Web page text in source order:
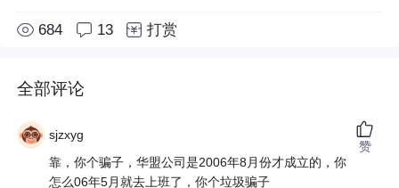
684 13 打赏
全部评论
sjzxyg
靠，你个骗子，华盟公司是2006年8月份才成立的，你
怎么06年5月就去上班了，你个垃圾骗子
赞